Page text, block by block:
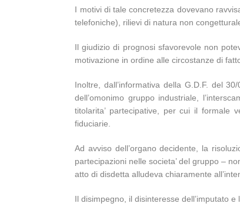
I motivi di tale concretezza dovevano
telefoniche), rilievi di natura non
Il giudizio di prognosi sfavorevole non
motivazione in ordine alle circostanze di
Inoltre, dall’informativa della G.D.F. del
dell’omonimo gruppo industriale,
titolarita’ partecipative, per cui il formale
fiduciarie.
Ad avviso dell’organo decidente, la
partecipazioni nelle societa’ del gruppo –
atto di disdetta alludeva chiaramente
Il disimpegno, il disinteresse dell’imputato